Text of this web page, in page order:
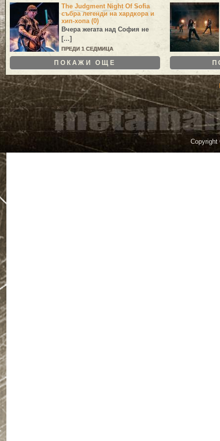
The Judgment Night Of Sofia
събра легенди на хардкора и
хип-хопа (0)
Вчера жегата над София не
[…]
ПРЕДИ 1 СЕДМИЦА
ПОКАЖИ ОЩЕ